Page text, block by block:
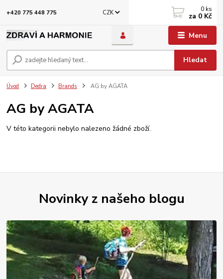
Menu
CZK
Hledat
+420 775 448 775 0 ks
za 0 Kč
Úvod Dedra Brands AG by AGATA
AG by AGATA
V této kategorii nebylo nalezeno žádné zboží.
Novinky z našeho blogu